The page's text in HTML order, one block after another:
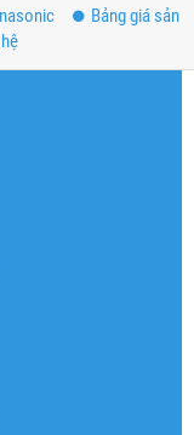
Bảng giá sản